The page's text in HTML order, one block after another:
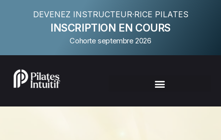
DEVENEZ INSTRUCTEUR·RICE PILATES
INSCRIPTION EN COURS
Cohorte septembre 2026